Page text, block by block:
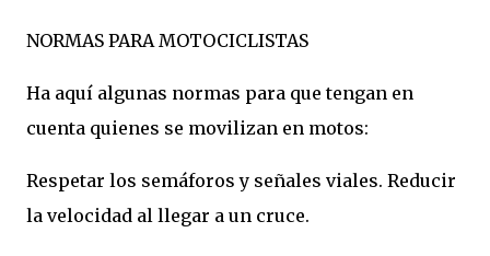
NORMAS PARA MOTOCICLISTAS
Ha aquí algunas normas para que tengan en
cuenta quienes se movilizan en motos:
Respetar los semáforos y señales viales. Reducir
la velocidad al llegar a un cruce.